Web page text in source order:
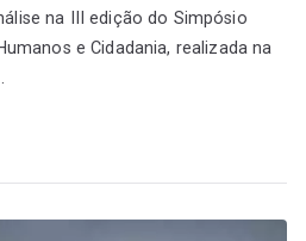
na III edição do Simpósio
e Cidadania, realizada na